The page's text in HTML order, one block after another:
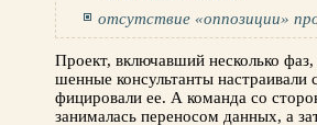
отсутствие «оппозиции»
Проект, включавший несколько
шенные консультанты
фицировали ее. А команда со
зани­малась переносом данных, а